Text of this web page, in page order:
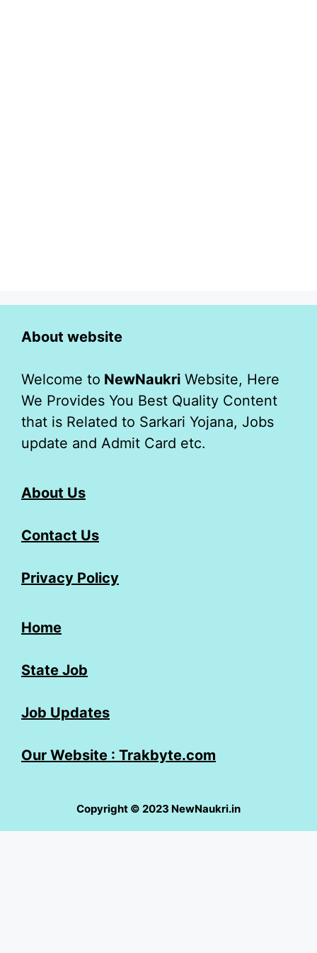
About website
Welcome to NewNaukri Website, Here
We Provides You Best Quality Content
that is Related to Sarkari Yojana, Jobs
update and Admit Card etc.
About Us
Contact Us
Privacy Policy
Home
State Job
Job Updates
Our Website : Trakbyte.com
Copyright © 2023 NewNaukri.in